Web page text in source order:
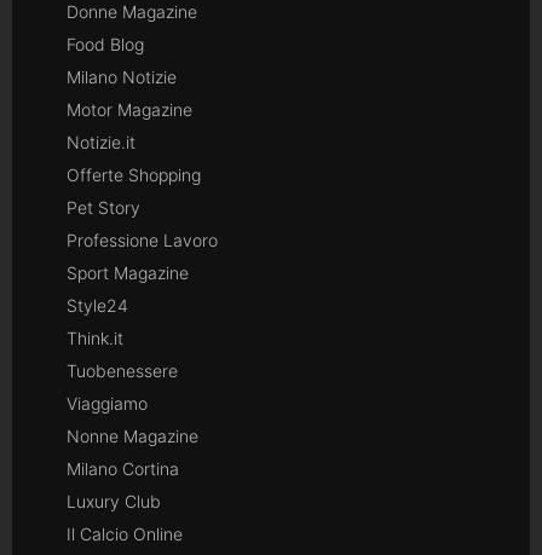
Donne Magazine
Food Blog
Milano Notizie
Motor Magazine
Notizie.it
Offerte Shopping
Pet Story
Professione Lavoro
Sport Magazine
Style24
Think.it
Tuobenessere
Viaggiamo
Nonne Magazine
Milano Cortina
Luxury Club
Il Calcio Online